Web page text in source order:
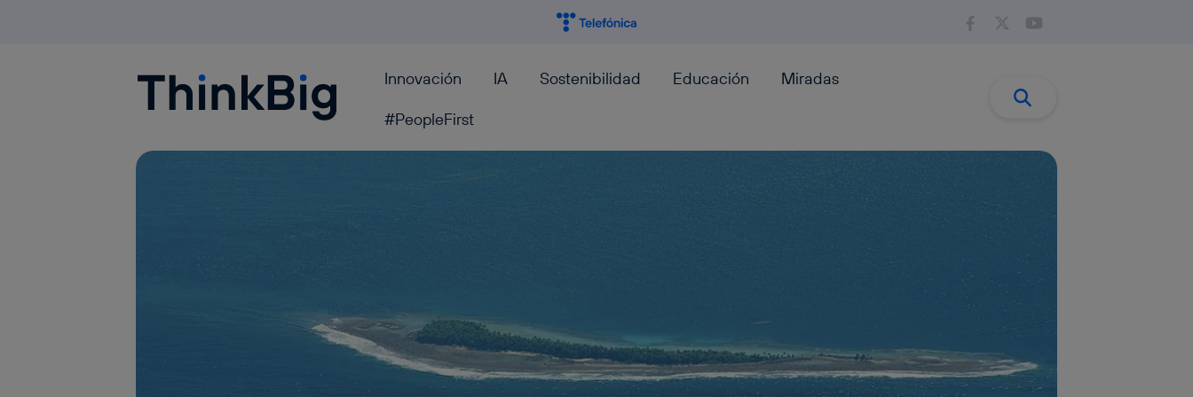
Blogthinkbig.com Innovación IA Sostenibilidad Educación
Miradas
#PeopleFirst
Buscar